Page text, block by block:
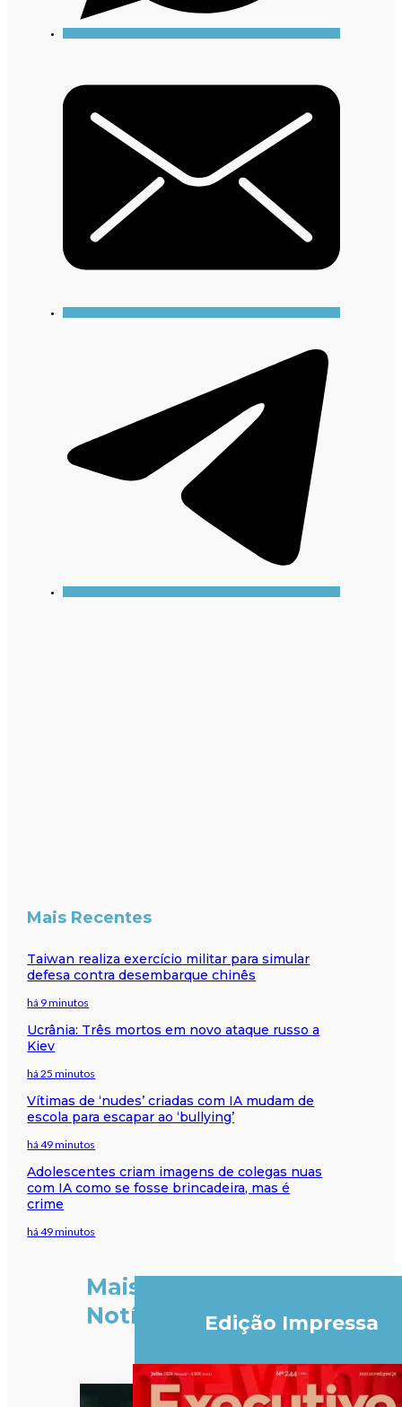
Mais Recentes
Taiwan realiza exercício militar para simular
defesa contra desembarque chinês
há 9 minutos
Ucrânia: Três mortos em novo ataque russo a
Kiev
há 25 minutos
Vítimas de ‘nudes’ criadas com IA mudam de
escola para escapar ao ‘bullying’
há 49 minutos
Adolescentes criam imagens de colegas nuas
com IA como se fosse brincadeira, mas é
crime
há 49 minutos
Mais
Notícias
Edição Impressa